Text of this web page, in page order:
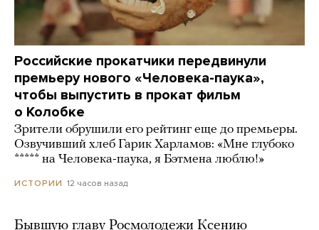
Российские прокатчики передвинули
премьеру нового «Человека-паука»,
чтобы выпустить в прокат фильм
о Колобке
Зрители обрушили его рейтинг еще до премьеры.
Озвучивший хлеб Гарик Харламов: «Мне глубоко
***** на Человека-паука, я Бэтмена люблю!»
ИСТОРИИ 12 часов назад
Бывшую главу Росмолодежи Ксению